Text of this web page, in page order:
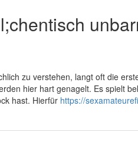
zu verstehen, langt oft die
hier hart genagelt. Es spielt
hast. Hierfür https://